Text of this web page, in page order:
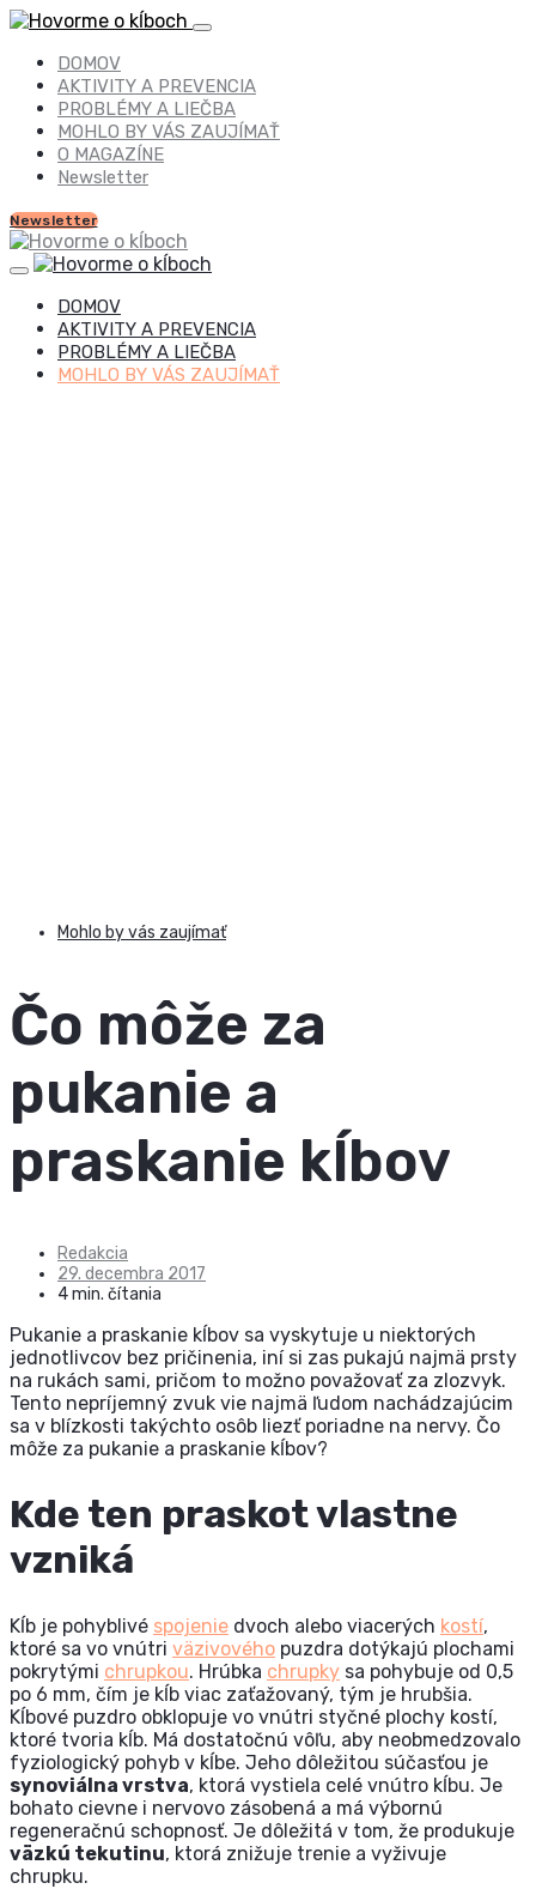
DOMOV
AKTIVITY A PREVENCIA
PROBLÉMY A LIEČBA
MOHLO BY VÁS ZAUJÍMAŤ
O MAGAZÍNE
Newsletter
Newsletter
DOMOV
AKTIVITY A PREVENCIA
PROBLÉMY A LIEČBA
MOHLO BY VÁS ZAUJÍMAŤ
Mohlo by vás zaujímať
Čo môže za
pukanie a
praskanie kĺbov
Redakcia
29. decembra 2017
4 min. čítania
Pukanie a praskanie kĺbov sa vyskytuje u niektorých
jednotlivcov bez pričinenia, iní si zas pukajú najmä prsty
na rukách sami, pričom to možno považovať za zlozvyk.
Tento nepríjemný zvuk vie najmä ľudom nachádzajúcim
sa v blízkosti takýchto osôb liezť poriadne na nervy. Čo
môže za pukanie a praskanie kĺbov?
Kde ten praskot vlastne
vzniká
Kĺb je pohyblivé spojenie dvoch alebo viacerých kostí,
ktoré sa vo vnútri väzivového puzdra dotýkajú plochami
pokrytými chrupkou. Hrúbka chrupky sa pohybuje od 0,5
po 6 mm, čím je kĺb viac zaťažovaný, tým je hrubšia.
Kĺbové puzdro obklopuje vo vnútri styčné plochy kostí,
ktoré tvoria kĺb. Má dostatočnú vôľu, aby neobmedzovalo
fyziologický pohyb v kĺbe. Jeho dôležitou súčasťou je
synoviálna vrstva, ktorá vystiela celé vnútro kĺbu. Je
bohato cievne i nervovo zásobená a má výbornú
regeneračnú schopnosť. Je dôležitá v tom, že produkuje
väzkú tekutinu, ktorá znižuje trenie a vyživuje
chrupku.